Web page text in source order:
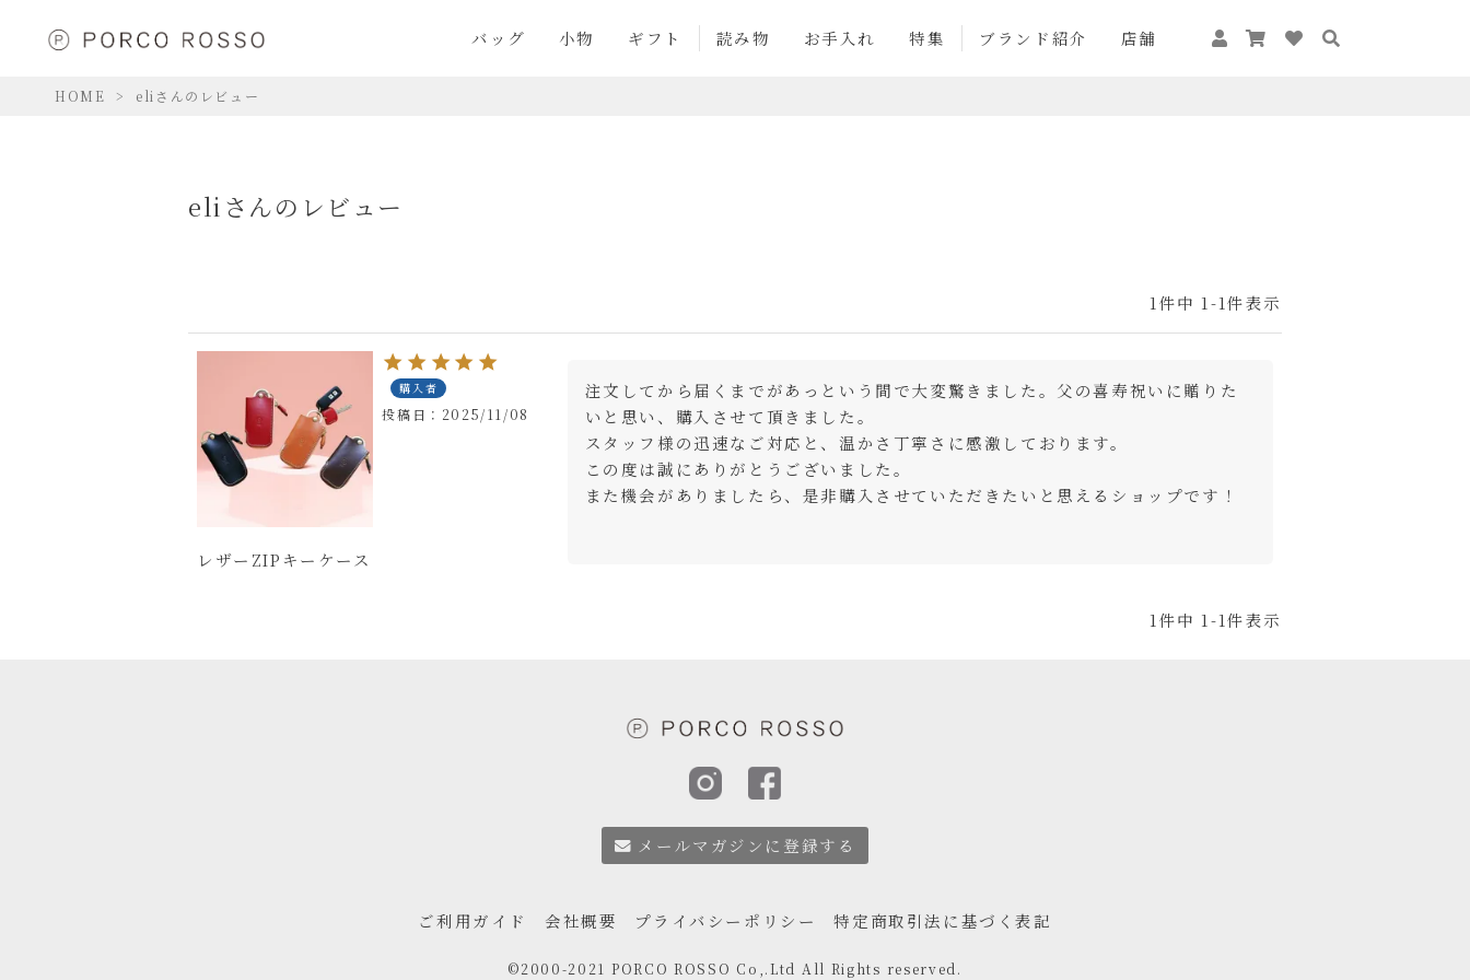
バッグ 小物 ギフト 読み物 お手入れ 特集 ブランド紹介 店舗
HOME eliさんのレビュー
eliさんのレビュー
1 件中 1 -1件表示
レザーZIPキーケース
購入者
投稿日 2025/11/08
注文してから届くまでがあっという間で大変驚きました。父の喜寿祝いに贈りた
いと思い、購入させて頂きました。
スタッフ様の迅速なご対応と、温かさ丁寧さに感激しております。
この度は誠にありがとうございました。
また機会がありましたら、是非購入させていただきたいと思えるショップです！
1 件中 1 -1件表示
メールマガジンに登録する
ご利用ガイド 会社概要 プライバシーポリシー 特定商取引法に基づく表記
©2000-2021 PORCO ROSSO Co,.Ltd All Rights reserved.